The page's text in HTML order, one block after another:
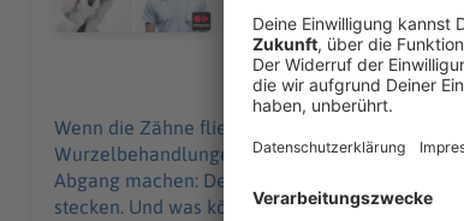
Podcast schalten?
25.06.2026 18:11 / 31min
Wenn die Zähne fliegen, ist er zur Stelle:
Wurzelbehandlungen und Traumatologie. Ralf
Abgang machen: Denn eine Axt rutscht in die
stecken. Und was können wir von Hooligans lernen, die ihre